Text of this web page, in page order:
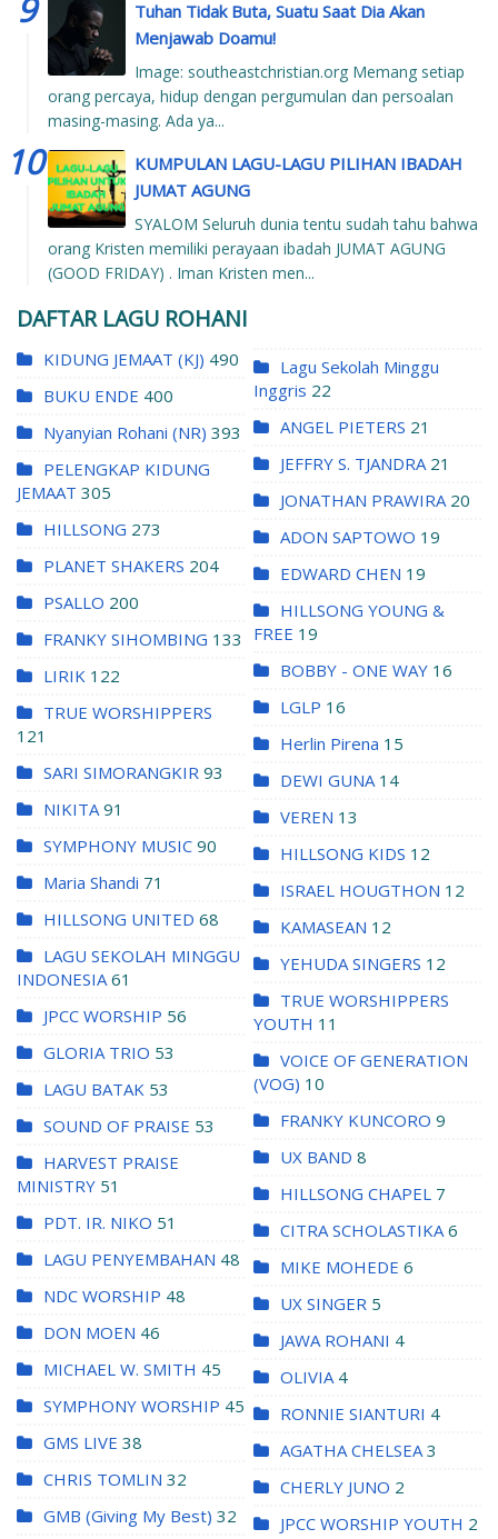
Tuhan Tidak Buta, Suatu Saat Dia Akan
Menjawab Doamu!
Image: southeastchristian.org Memang setiap
orang percaya, hidup dengan pergumulan dan persoalan
masing-masing. Ada ya...
KUMPULAN LAGU-LAGU PILIHAN IBADAH
JUMAT AGUNG
SYALOM Seluruh dunia tentu sudah tahu bahwa
orang Kristen memiliki perayaan ibadah JUMAT AGUNG
(GOOD FRIDAY) . Iman Kristen men...
DAFTAR LAGU ROHANI
KIDUNG JEMAAT (KJ) 490
BUKU ENDE 400
Nyanyian Rohani (NR) 393
PELENGKAP KIDUNG
JEMAAT 305
HILLSONG 273
PLANET SHAKERS 204
PSALLO 200
FRANKY SIHOMBING 133
LIRIK 122
TRUE WORSHIPPERS
121
SARI SIMORANGKIR 93
NIKITA 91
SYMPHONY MUSIC 90
Maria Shandi 71
HILLSONG UNITED 68
LAGU SEKOLAH MINGGU
INDONESIA 61
JPCC WORSHIP 56
GLORIA TRIO 53
LAGU BATAK 53
SOUND OF PRAISE 53
HARVEST PRAISE
MINISTRY 51
PDT. IR. NIKO 51
LAGU PENYEMBAHAN 48
NDC WORSHIP 48
DON MOEN 46
MICHAEL W. SMITH 45
SYMPHONY WORSHIP 45
GMS LIVE 38
CHRIS TOMLIN 32
GMB (Giving My Best) 32
Lagu Sekolah Minggu
Inggris 22
ANGEL PIETERS 21
JEFFRY S. TJANDRA 21
JONATHAN PRAWIRA 20
ADON SAPTOWO 19
EDWARD CHEN 19
HILLSONG YOUNG &
FREE 19
BOBBY - ONE WAY 16
LGLP 16
Herlin Pirena 15
DEWI GUNA 14
VEREN 13
HILLSONG KIDS 12
ISRAEL HOUGTHON 12
KAMASEAN 12
YEHUDA SINGERS 12
TRUE WORSHIPPERS
YOUTH 11
VOICE OF GENERATION
(VOG) 10
FRANKY KUNCORO 9
UX BAND 8
HILLSONG CHAPEL 7
CITRA SCHOLASTIKA 6
MIKE MOHEDE 6
UX SINGER 5
JAWA ROHANI 4
OLIVIA 4
RONNIE SIANTURI 4
AGATHA CHELSEA 3
CHERLY JUNO 2
JPCC WORSHIP YOUTH 2